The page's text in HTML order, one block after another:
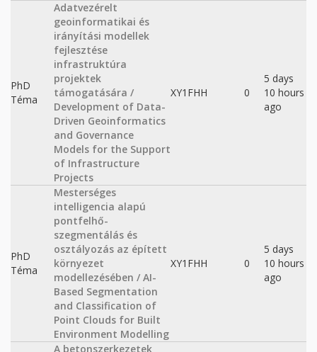
PhD
Téma
Adatvezérelt
geoinformatikai és
irányítási modellek
fejlesztése
infrastruktúra
projektek
támogatására /
Development of Data-
Driven Geoinformatics
and Governance
Models for the Support
of Infrastructure
Projects
XY1FHH 0
5 days
10 hours
ago
PhD
Téma
Mesterséges
intelligencia alapú
pontfelhő-
szegmentálás és
osztályozás az épített
környezet
modellezésében / AI-
Based Segmentation
and Classification of
Point Clouds for Built
Environment Modelling
XY1FHH 0
5 days
10 hours
ago
A betonszerkezetek